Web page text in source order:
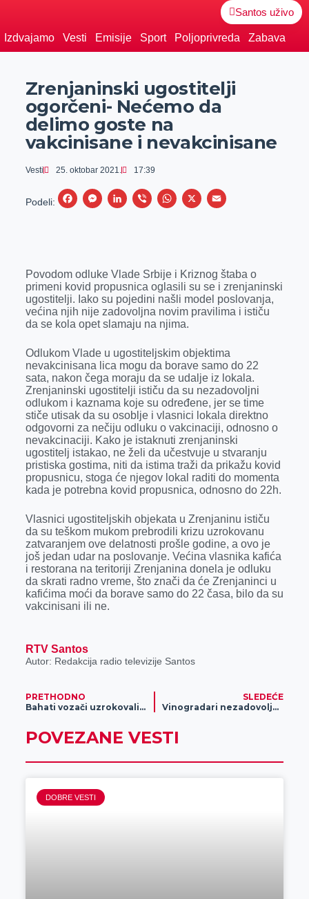
Santos uživo
Izdvajamo Vesti Emisije Sport Poljoprivreda Zabava
Zrenjaninski ugostitelji
ogorčeni- Nećemo da
delimo goste na
vakcinisane i nevakcinisane
Vesti 25. oktobar 2021. 17:39
Podeli:
F
b
o
o
M
e
n
g
r
L
e
d
I
n
V
r
W
s
A
p
X
E
l
Povodom odluke Vlade Srbije i Kriznog štaba o
primeni kovid propusnica oglasili su se i zrenjaninski
ugostitelji. Iako su pojedini našli model poslovanja,
većina njih nije zadovoljna novim pravilima i ističu
da se kola opet slamaju na njima.
Odlukom Vlade u ugostiteljskim objektima
nevakcinisana lica mogu da borave samo do 22
sata, nakon čega moraju da se udalje iz lokala.
Zrenjaninski ugostitelji ističu da su nezadovoljni
odlukom i kaznama koje su određene, jer se time
stiče utisak da su osoblje i vlasnici lokala direktno
odgovorni za nečiju odluku o vakcinaciji, odnosno o
nevakcinaciji. Kako je istaknuti zrenjaninski
ugostitelj istakao, ne želi da učestvuje u stvaranju
pristiska gostima, niti da istima traži da prikažu kovid
propusnicu, stoga će njegov lokal raditi do momenta
kada je potrebna kovid propusnica, odnosno do 22h.
Vlasnici ugostiteljskih objekata u Zrenjaninu ističu
da su teškom mukom prebrodili krizu uzrokovanu
zatvaranjem ove delatnosti prošle godine, a ovo je
još jedan udar na poslovanje. Većina vlasnika kafića
i restorana na teritoriji Zrenjanina donela je odluku
da skrati radno vreme, što znači da će Zrenjaninci u
kafićima moći da borave samo do 22 časa, bilo da su
vakcinisani ili ne.
RTV Santos
Autor: Redakcija radio televizije Santos
PRETHODNO
Bahati vozači uzrokovali štetu veću od 900.000 dinara
SLEDEĆE
Vinogradari nezadovoljni prinosom, oduševljeni kvalitetom grožđa
POVEZANE VESTI
DOBRE VESTI